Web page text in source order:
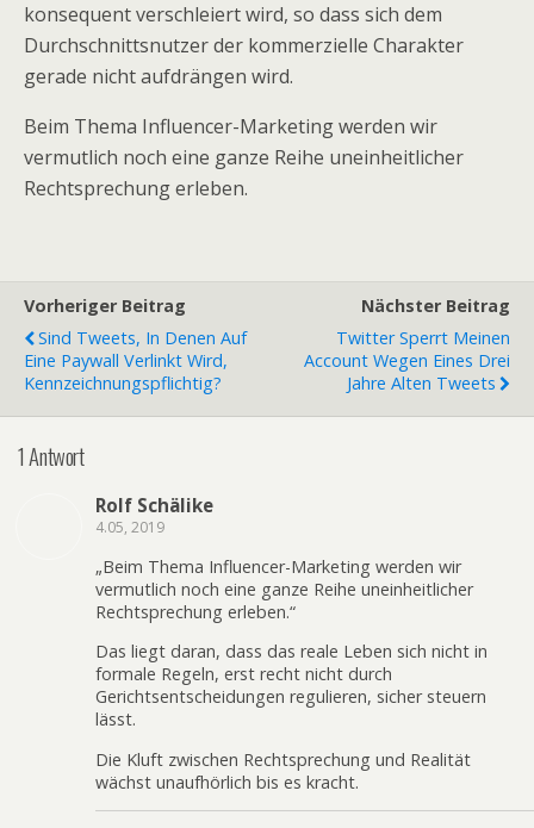
konsequent verschleiert wird, so dass sich dem
Durchschnittsnutzer der kommerzielle Charakter
gerade nicht aufdrängen wird.
Beim Thema Influencer-Marketing werden wir
vermutlich noch eine ganze Reihe uneinheitlicher
Rechtsprechung erleben.
Vorheriger Beitrag
Sind Tweets, In Denen Auf
Eine Paywall Verlinkt Wird,
Kennzeichnungspflichtig?
Nächster Beitrag
Twitter Sperrt Meinen
Account Wegen Eines Drei
Jahre Alten Tweets
1 Antwort
Rolf Schälike
4.05, 2019
„Beim Thema Influencer-Marketing werden wir
vermutlich noch eine ganze Reihe uneinheitlicher
Rechtsprechung erleben.“
Das liegt daran, dass das reale Leben sich nicht in
formale Regeln, erst recht nicht durch
Gerichtsentscheidungen regulieren, sicher steuern
lässt.
Die Kluft zwischen Rechtsprechung und Realität
wächst unaufhörlich bis es kracht.